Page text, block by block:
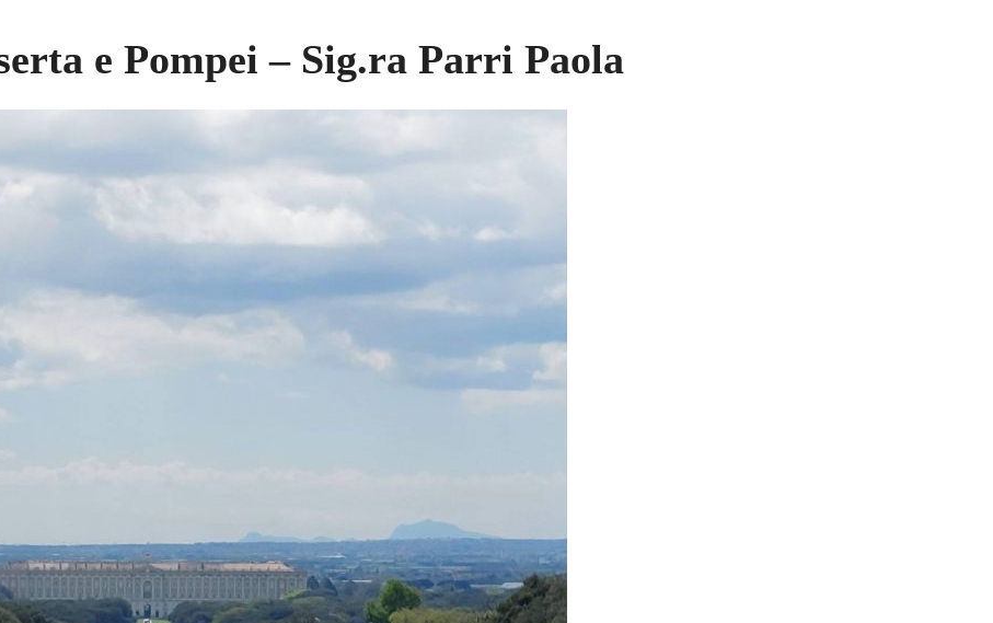
e Pompei – Sig.ra Parri Paola